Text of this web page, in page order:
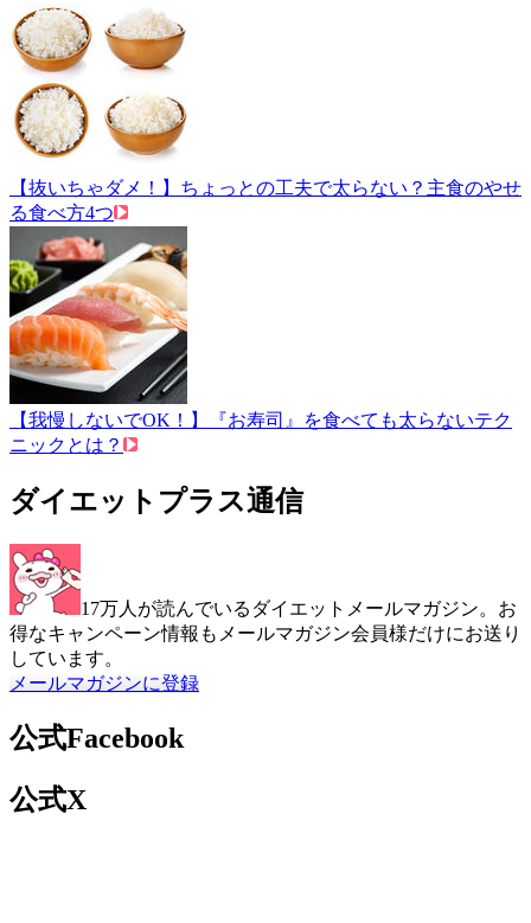
【抜いちゃダメ！】ちょっとの工夫で太らない？主食のやせ
る食べ方4つ
【我慢しないでOK！】『お寿司』を食べても太らないテク
ニックとは？
ダイエットプラス通信
17万人が読んでいるダイエットメールマガジン。お
得なキャンペーン情報もメールマガジン会員様だけにお送り
しています。
メールマガジンに登録
公式Facebook
公式X